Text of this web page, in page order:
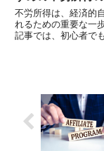
不労所得は、経済的
れるための重要な一
記事では、初心者で
所得に興味がある方